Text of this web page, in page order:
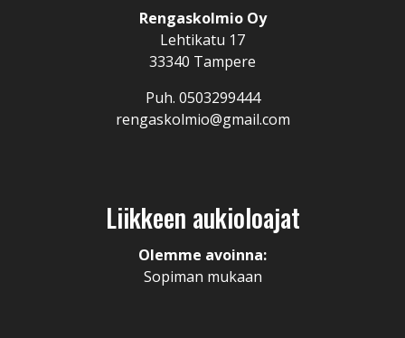
Rengaskolmio Oy
Lehtikatu 17
33340 Tampere
Puh. 0503299444
rengaskolmio@gmail.com
Liikkeen aukioloajat
Olemme avoinna:
Sopiman mukaan